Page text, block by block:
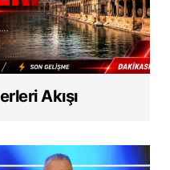
Akışı